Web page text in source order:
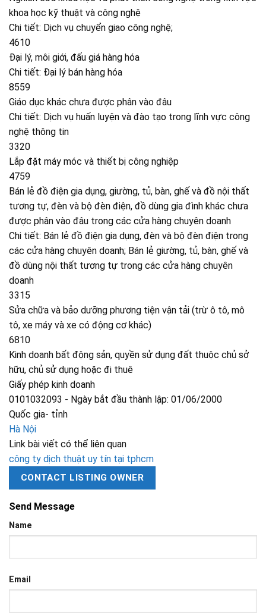
khoa học kỹ thuật và công nghệ
Chi tiết: Dịch vụ chuyển giao công nghệ;
4610
Đại lý, môi giới, đấu giá hàng hóa
Chi tiết: Đại lý bán hàng hóa
8559
Giáo dục khác chưa được phân vào đâu
Chi tiết: Dịch vụ huấn luyện và đào tạo trong lĩnh vực công
nghệ thông tin
3320
Lắp đặt máy móc và thiết bị công nghiệp
4759
Bán lẻ đồ điện gia dụng, giường, tủ, bàn, ghế và đồ nội thất
tương tự, đèn và bộ đèn điện, đồ dùng gia đình khác chưa
được phân vào đâu trong các cửa hàng chuyên doanh
Chi tiết: Bán lẻ đồ điện gia dụng, đèn và bộ đèn điện trong
các cửa hàng chuyên doanh; Bán lẻ giường, tủ, bàn, ghế và
đồ dùng nội thất tương tự trong các cửa hàng chuyên
doanh
3315
Sửa chữa và bảo dưỡng phương tiện vận tải (trừ ô tô, mô
tô, xe máy và xe có động cơ khác)
6810
Kinh doanh bất động sản, quyền sử dụng đất thuộc chủ sở
hữu, chủ sử dụng hoặc đi thuê
Giấy phép kinh doanh
0101032093 - Ngày bắt đầu thành lập: 01/06/2000
Quốc gia- tỉnh
Hà Nội
Link bài viết có thể liên quan
công ty dịch thuật uy tín tại tphcm
CONTACT LISTING OWNER
Send Message
Name
Email